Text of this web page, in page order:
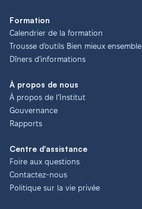
Formation
Calendrier de la formation
Trousse d'outils Bien mieux ensemble
Dîners d'informations
À propos de nous
À propos de l’Institut
Gouvernance
Rapports
Centre d'assistance
Foire aux questions
Contactez-nous
Politique sur la vie privée